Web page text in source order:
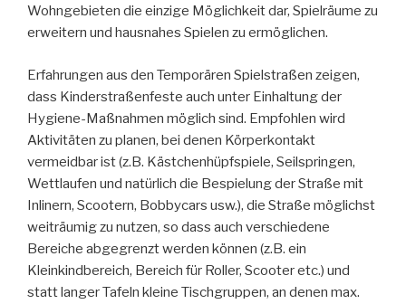
Wohngebieten die einzige Möglichkeit dar, Spielräume zu
erweitern und hausnahes Spielen zu ermöglichen.
Erfahrungen aus den Temporären Spielstraßen zeigen,
dass Kinderstraßenfeste auch unter Einhaltung der
Hygiene-Maßnahmen möglich sind. Empfohlen wird
Aktivitäten zu planen, bei denen Körperkontakt
vermeidbar ist (z.B. Kästchenhüpfspiele, Seilspringen,
Wettlaufen und natürlich die Bespielung der Straße mit
Inlinern, Scootern, Bobbycars usw.), die Straße möglichst
weiträumig zu nutzen, so dass auch verschiedene
Bereiche abgegrenzt werden können (z.B. ein
Kleinkindbereich, Bereich für Roller, Scooter etc.) und
statt langer Tafeln kleine Tischgruppen, an denen max.